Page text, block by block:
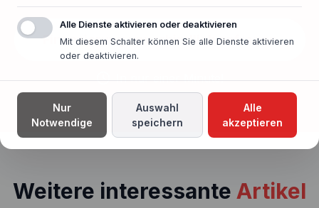
Finanzierung unverbindlich anfragen
In nur einer Minute!
Weitere interessante Artikel
Alle Dienste aktivieren oder deaktivieren
Mit diesem Schalter können Sie alle Dienste aktivieren
oder deaktivieren.
Nur
Notwendige
Auswahl
speichern
Alle
akzeptieren